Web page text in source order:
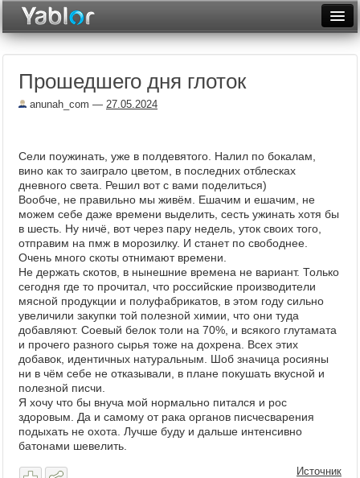
Неделя
Архив
Видеотоп
Прошедшего дня глоток
anunah_com — 27.05.2024
Сели поужинать, уже в полдевятого. Налил по бокалам,
вино как то заиграло цветом, в последних отблесках
дневного света. Решил вот с вами поделиться)
Вообче, не правильно мы живём. Ешачим и ешачим, не
можем себе даже времени выделить, сесть ужинать хотя бы
в шесть. Ну ничё, вот через пару недель, уток своих того,
отправим на пмж в морозилку. И станет по свободнее.
Очень много скоты отнимают времени.
Не держать скотов, в нынешние времена не вариант. Только
сегодня где то прочитал, что российские производители
мясной продукции и полуфабрикатов, в этом году сильно
увеличили закупки той полезной химии, что они туда
добавляют. Соевый белок толи на 70%, и всякого глутамата
и прочего разного сырья тоже на дохрена. Всех этих
добавок, идентичных натуральным. Шоб значица росияны
ни в чём себе не отказывали, в плане покушать вкусной и
полезной писчи.
Я хочу что бы внуча мой нормально питался и рос
здоровым. Да и самому от рака органов писчесварения
подыхать не охота. Лучше буду и дальше интенсивно
батонами шевелить.
Источник